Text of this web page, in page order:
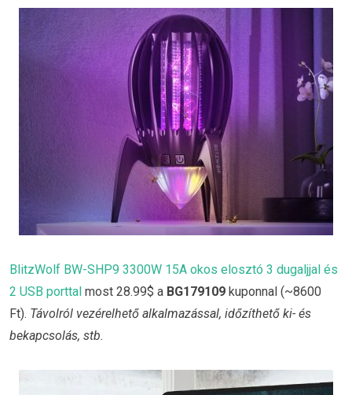
BlitzWolf BW-SHP9 3300W 15A okos elosztó 3 dugaljjal és
2 USB porttal most 28.99$ a BG179109 kuponnal (~8600
Ft). Távolról vezérelhető alkalmazással, időzíthető ki- és
bekapcsolás, stb.